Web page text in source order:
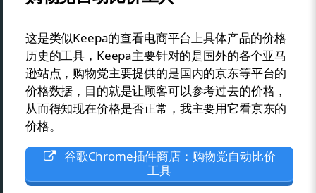
这是类似Keepa的查看电商平台上具体产品的价格
历史的工具，Keepa主要针对的是国外的各个亚马
逊站点，购物党主要提供的是国内的京东等平台的
价格数据，目的就是让顾客可以参考过去的价格，
从而得知现在价格是否正常，我主要用它看京东的
价格。
谷歌Chrome插件商店：购物党自动比价
工具